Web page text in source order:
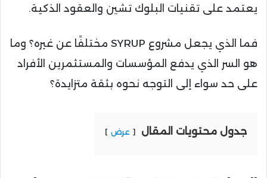
يعتمد على تقنيات البلوك تشين والعقود الذكية.
فما الذي يجعل مشروع SYRUP مختلفًا عن غيره؟ وما
هو السر الذي يدفع المؤسسات والمستثمرين الأفراد
على حد سواء إلى التوجه نحوه بثقة متزايدة؟
جدول محتويات المقال عرض